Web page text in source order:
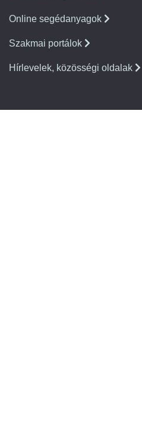
Online segédanyagok
Szakmai portálok
Hírlevelek, közösségi oldalak